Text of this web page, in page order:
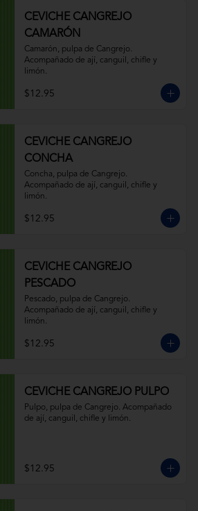
CEVICHE CANGREJO
CAMARÓN
Camarón, pulpa de Cangrejo.
Acompañado de ají, canguil, chifle y
limón.
$12.95
CEVICHE CANGREJO
CONCHA
Concha, pulpa de Cangrejo.
Acompañado de ají, canguil, chifle y
limón.
$12.95
CEVICHE CANGREJO
PESCADO
Pescado, pulpa de Cangrejo.
Acompañado de ají, canguil, chifle y
limón.
$12.95
CEVICHE CANGREJO PULPO
Pulpo, pulpa de Cangrejo. Acompañado
de ají, canguil, chifle y limón.
$12.95